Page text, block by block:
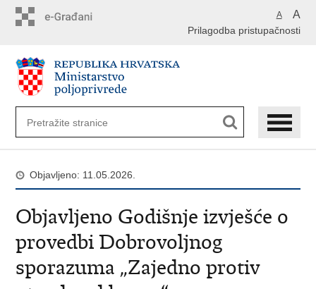
A A
Prilagodba pristupačnosti
Objavljeno: 11.05.2026.
Objavljeno Godišnje izvješće o
provedbi Dobrovoljnog
sporazuma „Zajedno protiv